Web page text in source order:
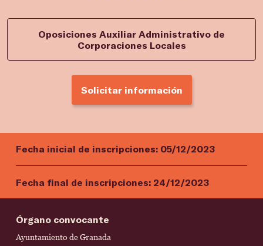
Oposiciones Auxiliar Administrativo de
Corporaciones Locales
Solicitar información
Fecha inicial de inscripciones: 05/12/2023
Fecha final de inscripciones: 24/12/2023
Órgano convocante
Ayuntamiento de Granada